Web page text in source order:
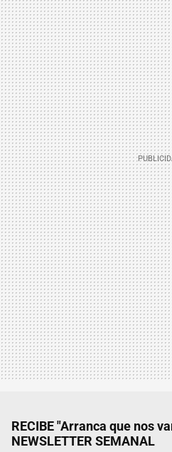
RECIBE "Arranca que nos
NEWSLETTER SEMANAL